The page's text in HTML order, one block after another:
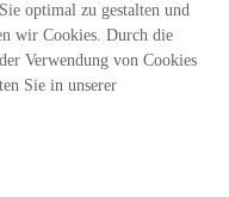
optimal zu gestalten und
wir Cookies. Durch die
Verwendung von Cookies
Sie in unserer